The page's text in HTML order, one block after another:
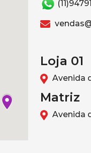
Loja 01
Avenida
Matriz
Avenida